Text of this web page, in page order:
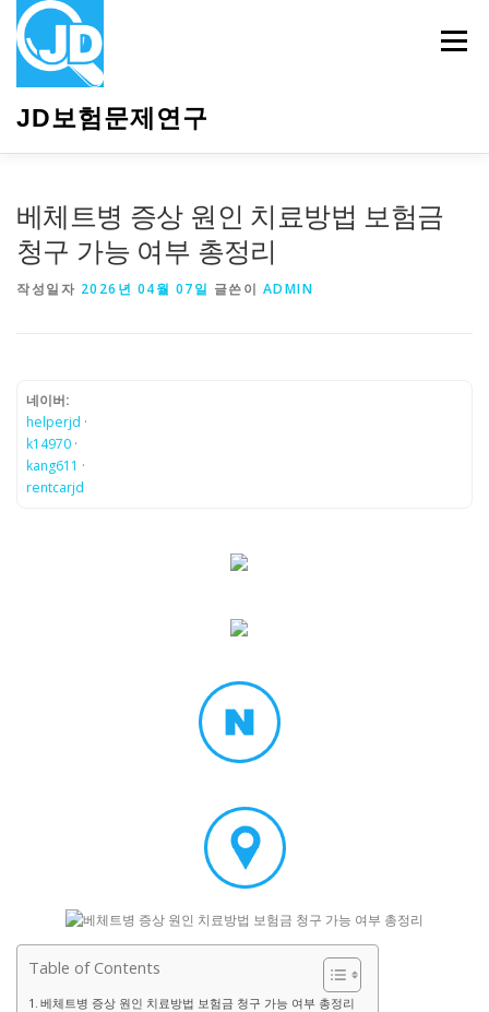
JD보험문제연구
메뉴
베체트병 증상 원인 치료방법 보험금
청구 가능 여부 총정리
작성일자 2026년 04월 07일 글쓴이 ADMIN
네이버:
helperjd ·
k14970 ·
kang611 ·
rentcarjd
Table of Contents
베체트병 증상 원인 치료방법 보험금 청구 가능 여부 총정리